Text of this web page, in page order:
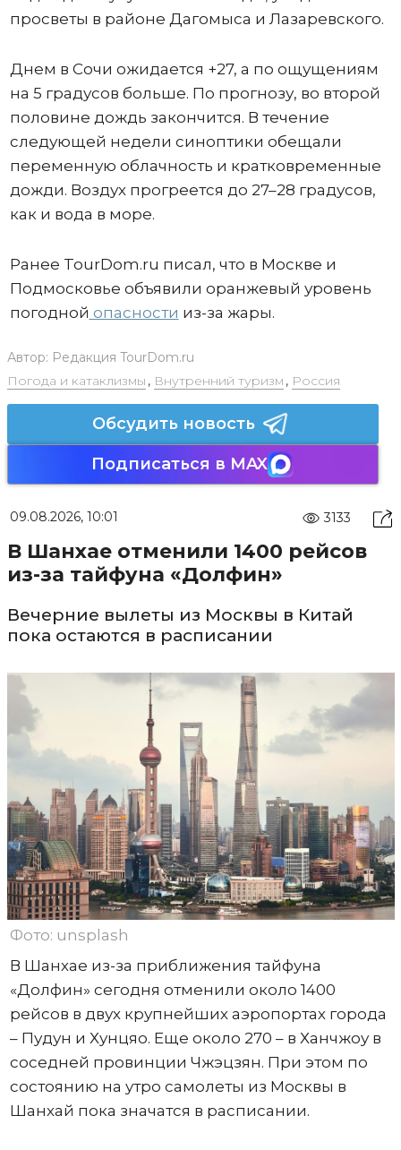
просветы в районе Дагомыса и Лазаревского.
Днем в Сочи ожидается +27, а по ощущениям
на 5 градусов больше. По прогнозу, во второй
половине дождь закончится. В течение
следующей недели синоптики обещали
переменную облачность и кратковременные
дожди. Воздух прогреется до 27–28 градусов,
как и вода в море.
Ранее TourDom.ru писал, что в Москве и
Подмосковье объявили оранжевый уровень
погодной опасности из-за жары.
Автор: Редакция TourDom.ru
Погода и катаклизмы , Внутренний туризм , Россия
Обсудить новость
Подписаться в MAX
09.08.2026, 10:01 3133
В Шанхае отменили 1400 рейсов
из-за тайфуна «Долфин»
Вечерние вылеты из Москвы в Китай
пока остаются в расписании
Фото: unsplash
В Шанхае из-за приближения тайфуна
«Долфин» сегодня отменили около 1400
рейсов в двух крупнейших аэропортах города
– Пудун и Хунцяо. Еще около 270 – в Ханчжоу в
соседней провинции Чжэцзян. При этом по
состоянию на утро самолеты из Москвы в
Шанхай пока значатся в расписании.